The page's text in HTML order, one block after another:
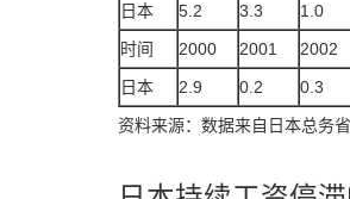
日本
5.2 3.3
1.0
时间
2000 2001
2002
日本
2.9 0.2
0.3
资料来源：数据来自日本总务